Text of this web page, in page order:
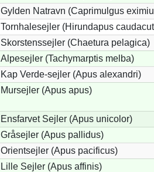
Gylden Natravn (Caprimulgus
Tornhalesejler (Hirundapus
Skorstenssejler (Chaetura pelagica)
Alpesejler (Tachymarptis melba)
Kap Verde-sejler (Apus alexandri)
Mursejler (Apus apus)
Ensfarvet Sejler (Apus unicolor)
Gråsejler (Apus pallidus)
Orientsejler (Apus pacificus)
Lille Sejler (Apus affinis)